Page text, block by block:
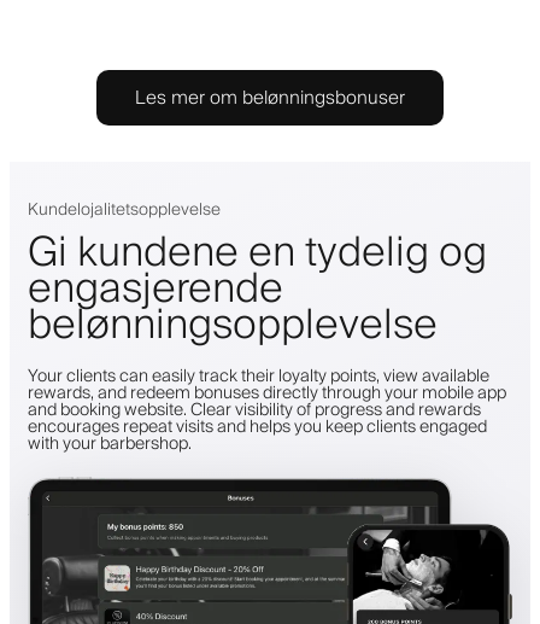
Les mer om belønningsbonuser
Kundelojalitetsopplevelse
Gi kundene en tydelig og
engasjerende
belønningsopplevelse
Your clients can easily track their loyalty points, view available
rewards, and redeem bonuses directly through your mobile app
and booking website. Clear visibility of progress and rewards
encourages repeat visits and helps you keep clients engaged
with your barbershop.